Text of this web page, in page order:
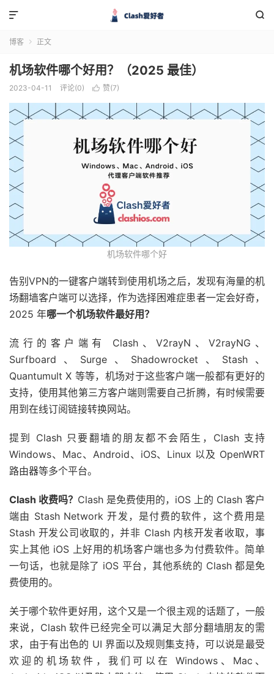


博客  正文
机场软件哪个好用？（2025 最佳）
2023-04-11 评论(0)  赞(7)
机场软件哪个好
告别VPN的一键客户端转到使用机场之后，发现有海量的机
场翻墙客户端可以选择，作为选择困难症患者一定会好奇，
2025 年哪一个机场软件最好用？
流行的客户端有 Clash、V2rayN、V2rayNG、
Surfboard、Surge、Shadowrocket、Stash、
Quantumult X 等等，机场对于这些客户端一般都有更好的
支持，使用其他第三方客户端则需要自己折腾，有时候需要
用到在线订阅链接转换网站。
提到 Clash 只要翻墙的朋友都不会陌生，Clash 支持
Windows、Mac、Android、iOS、Linux 以及 OpenWRT
路由器等多个平台。
Clash 收费吗？ Clash 是免费使用的，iOS 上的 Clash 客户
端由 Stash Network 开发，是付费的软件，这个费用是
Stash 开发公司收取的，并非 Clash 内核开发者收取，事
实上其他 iOS 上好用的机场客户端也多为付费软件。简单
一句话，也就是除了 iOS 平台，其他系统的 Clash 都是免
费使用的。
关于哪个软件更好用，这个又是一个很主观的话题了，一般
来说，Clash 软件已经完全可以满足大部分翻墙朋友的需
求，由于有出色的 UI 界面以及规则集支持，可以说是最受
欢迎的机场软件，我们可以在 Windows、Mac、